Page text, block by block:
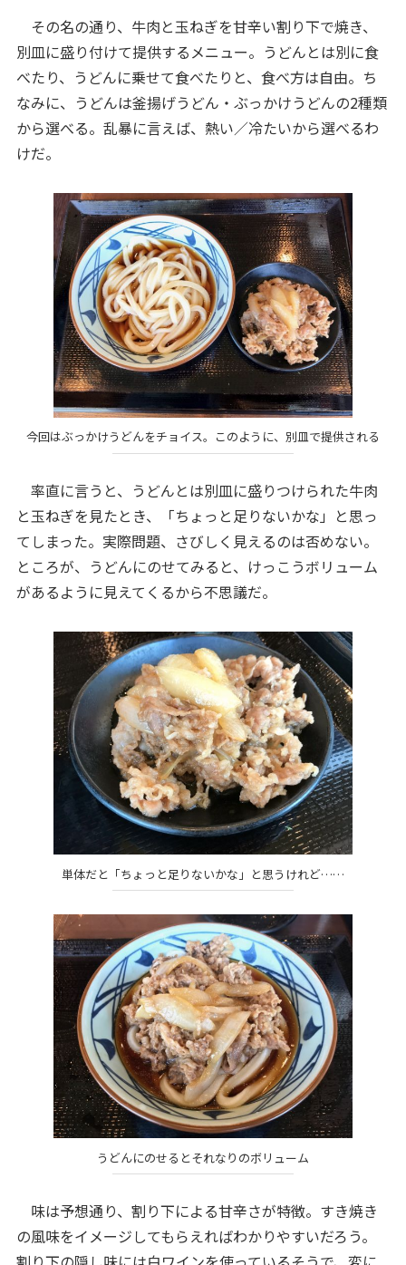
その名の通り、牛肉と玉ねぎを甘辛い割り下で焼き、
別皿に盛り付けて提供するメニュー。うどんとは別に食
べたり、うどんに乗せて食べたりと、食べ方は自由。ち
なみに、うどんは釜揚げうどん・ぶっかけうどんの2種類
から選べる。乱暴に言えば、熱い／冷たいから選べるわ
けだ。
今回はぶっかけうどんをチョイス。このように、別皿で提供される
率直に言うと、うどんとは別皿に盛りつけられた牛肉
と玉ねぎを見たとき、「ちょっと足りないかな」と思っ
てしまった。実際問題、さびしく見えるのは否めない。
ところが、うどんにのせてみると、けっこうボリューム
があるように見えてくるから不思議だ。
単体だと「ちょっと足りないかな」と思うけれど……
うどんにのせるとそれなりのボリューム
味は予想通り、割り下による甘辛さが特徴。すき焼き
の風味をイメージしてもらえればわかりやすいだろう。